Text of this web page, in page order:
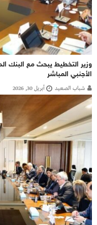
وزير التخطيط يبحث مع البنك
الأجنبي المباشر
شباب الصعيد أبريل 30, 2026